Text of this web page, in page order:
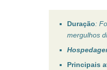
Duração:
mergulhos
Principais